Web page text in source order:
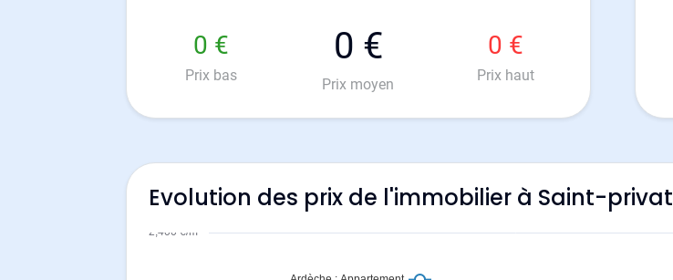
0 €
Prix bas
0 €
Prix moyen
0 €
Prix haut
Evolution des prix de l'immobilier à Saint-privat